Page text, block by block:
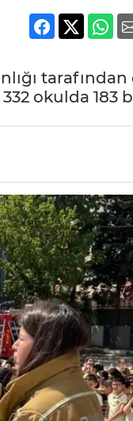
tarafından
okulda 183